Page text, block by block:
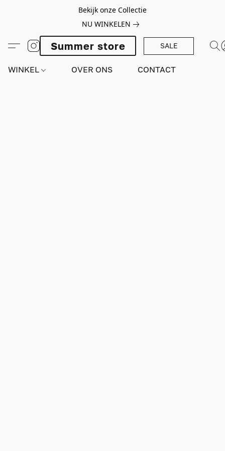
Bekijk onze Collectie
NU WINKELEN
Summer store SALE
WINKEL OVER ONS CONTACT